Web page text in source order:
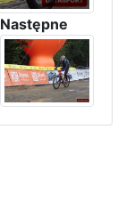
Następne